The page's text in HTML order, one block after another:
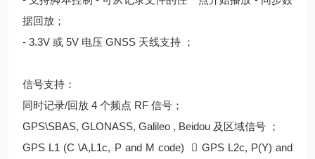
据回放；
- 3.3V 或 5V 电压 GNSS 天线支持 ；
信号支持：
同时记录/回放 4 个频点 RF 信号；
GPS\SBAS, GLONASS, Galileo , Beidou 及区域信号 ；
GPS L1 (C \A,L1c, P and M code)  GPS L2c, P(Y) and